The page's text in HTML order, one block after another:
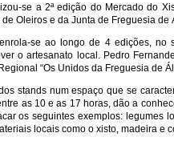
se a 2ª edição do Mercado do
Oleiros e da Junta de Freguesia de
se ao longo de 4 edições, no
o artesanato local. Pedro
“Os Unidos da Freguesia de
stands num espaço que se
as 10 e as 17 horas, dão a
os seguintes exemplos: legumes
locais como o xisto, madeira e